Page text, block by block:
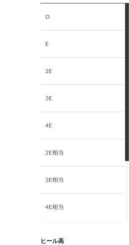
D
E
2E
3E
4E
2E相当
3E相当
4E相当
ヒール高